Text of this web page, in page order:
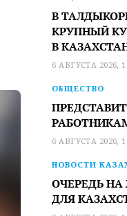
В
КРУПНЫЙ
В
6 АВГУСТА 2026,
ОБЩЕСТВО
6 АВГУСТА 2026,
НОВОСТИ
ОЧЕРЕДЬ
ДЛЯ